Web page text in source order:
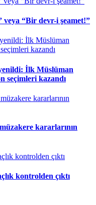
veya “Bir devr-i şeamet!”
İlk Müslüman
seçimleri kazandı
kararlarının
kontrolden çıktı